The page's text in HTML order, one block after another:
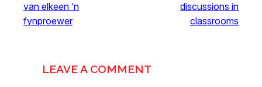
van elkeen ‘n
fynproewer
discussions in
classrooms
LEAVE A COMMENT